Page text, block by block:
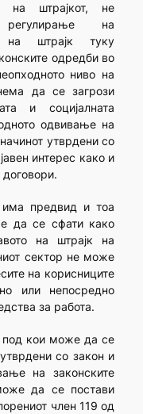
на штрајкот, не
регулирање на
на штрајк туку
одредби во
ниво на
да се загрози
и социјалната
одвивање на
утврдени со
интерес како и
предвид и тоа
да се сфати како
на штрајк на
сектор не може
на корисниците
или непосредно
за работа.
под кои може да се
со закон и
на законските
да се постави
член 119 од